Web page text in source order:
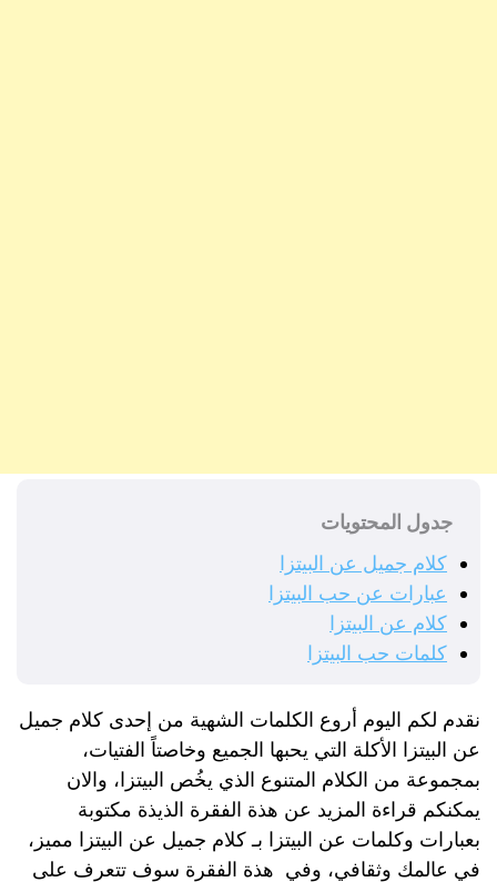
جدول المحتويات
كلام جميل عن البيتزا
عبارات عن حب البيتزا
كلام عن البيتزا
كلمات حب البيتزا
نقدم لكم اليوم أروع الكلمات الشهية من إحدى كلام جميل
عن البيتزا الأكلة التي يحبها الجميع وخاصتاً الفتيات،
بمجموعة من الكلام المتنوع الذي يخُص البيتزا، والان
يمكنكم قراءة المزيد عن هذة الفقرة الذيذة مكتوبة
بعبارات وكلمات عن البيتزا بـ كلام جميل عن البيتزا مميز،
في عالمك وثقافي، وفي هذة الفقرة سوف تتعرف على